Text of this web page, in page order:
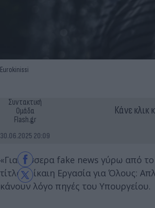
Eurokinissi
Συντακτική
Ομάδα
Flash.gr
30.06.2025 20:09
Κάνε κλικ
«Για τέσσερα fake news γύρω από το
τίτλο "Δίκαιη Εργασία για Όλους:
κάνουν λόγο πηγές του Υπουργείου.